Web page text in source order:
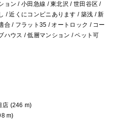
ョン / 小田急線 / 東北沢 / 世田谷区 /
/ 近くにコンビニあります / 築浅 / 新
合 / フラット35 / オートロック / コー
ハウス / 低層マンション / ペット可
店 (246 m)
m)